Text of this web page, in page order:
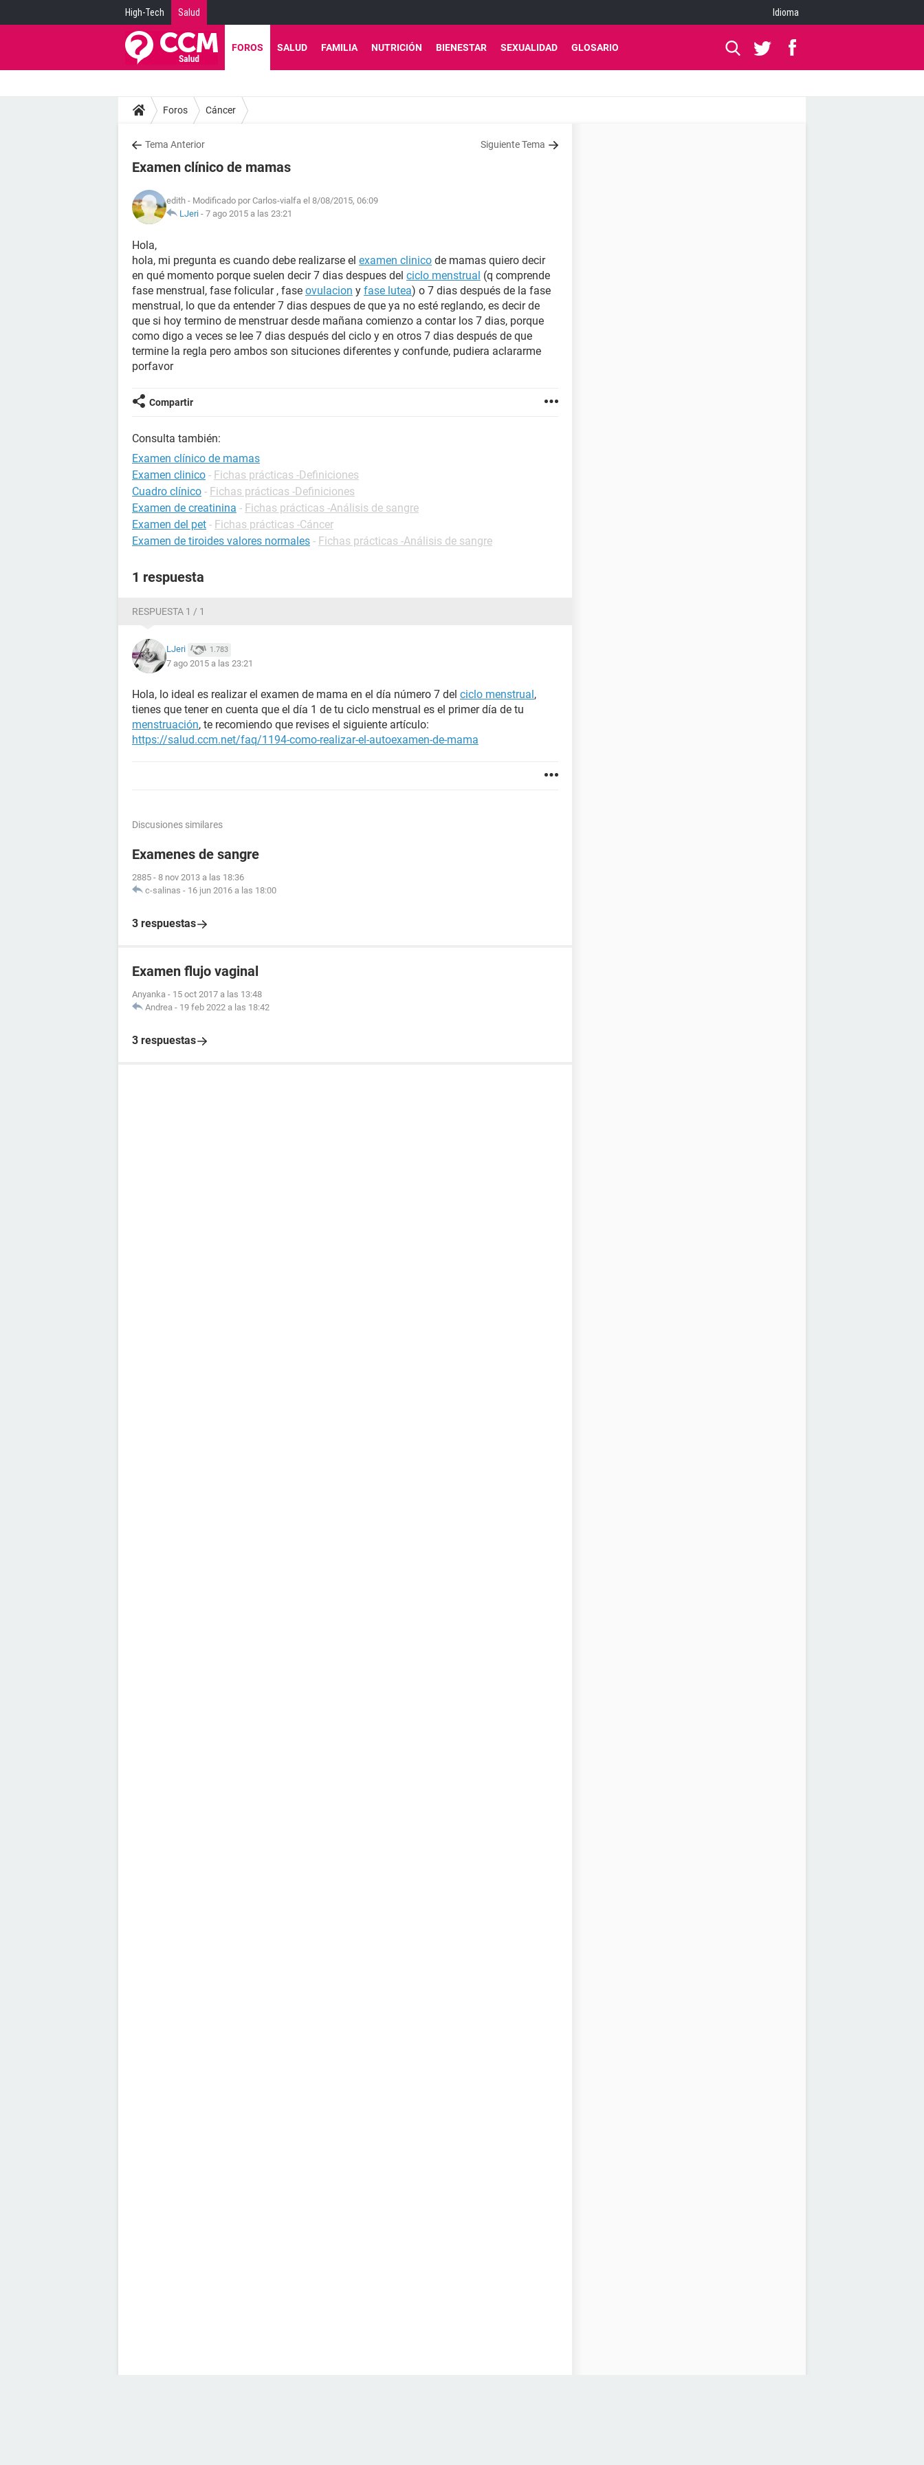
High-Tech Salud Idioma
FOROS SALUD FAMILIA NUTRICIÓN BIENESTAR SEXUALIDAD GLOSARIO
Foros Cáncer
Tema Anterior Siguiente Tema
Examen clínico de mamas
edith - Modificado por Carlos-vialfa el 8/08/2015, 06:09
LJeri - 7 ago 2015 a las 23:21
Hola,
hola, mi pregunta es cuando debe realizarse el examen clinico de mamas quiero decir
en qué momento porque suelen decir 7 dias despues del ciclo menstrual (q comprende
fase menstrual, fase folicular , fase ovulacion y fase lutea) o 7 dias después de la fase
menstrual, lo que da entender 7 dias despues de que ya no esté reglando, es decir de
que si hoy termino de menstruar desde mañana comienzo a contar los 7 dias, porque
como digo a veces se lee 7 dias después del ciclo y en otros 7 dias después de que
termine la regla pero ambos son situciones diferentes y confunde, pudiera aclararme
porfavor
Compartir
Consulta también:
Examen clínico de mamas
Examen clinico - Fichas prácticas -Definiciones
Cuadro clínico - Fichas prácticas -Definiciones
Examen de creatinina - Fichas prácticas -Análisis de sangre
Examen del pet - Fichas prácticas -Cáncer
Examen de tiroides valores normales - Fichas prácticas -Análisis de sangre
1 respuesta
RESPUESTA 1 / 1
LJeri 1.783
7 ago 2015 a las 23:21
Hola, lo ideal es realizar el examen de mama en el día número 7 del ciclo menstrual,
tienes que tener en cuenta que el día 1 de tu ciclo menstrual es el primer día de tu
menstruación, te recomiendo que revises el siguiente artículo:
https://salud.ccm.net/faq/1194-como-realizar-el-autoexamen-de-mama
Discusiones similares
Examenes de sangre
2885 - 8 nov 2013 a las 18:36
c-salinas - 16 jun 2016 a las 18:00
3 respuestas
Examen flujo vaginal
Anyanka - 15 oct 2017 a las 13:48
Andrea - 19 feb 2022 a las 18:42
3 respuestas